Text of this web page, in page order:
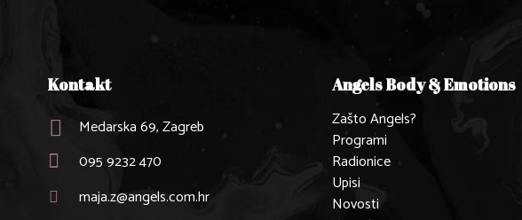
Kontakt
Medarska 69, Zagreb
095 9232 470
maja.z@angels.com.hr
Angels Body & Emotions
Zašto Angels?
Programi
Radionice
Upisi
Novosti